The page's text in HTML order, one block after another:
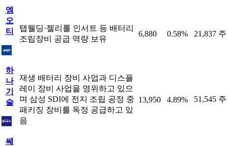
엠
오
티
탭웰딩·젤리롤 인서트 등 배터리
조립장비 공급 역량 보유
6,880 0.58% 21,837 주
하
나
기
술
재생 배터리 장비 사업과 디스플
레이 장비 사업을 영위하고 있으
며 삼성 SDI에 전지 조립 공정 중
패키징 장비를 독정 공급하고 있
음
13,950 4.89% 51,545 주
쎄